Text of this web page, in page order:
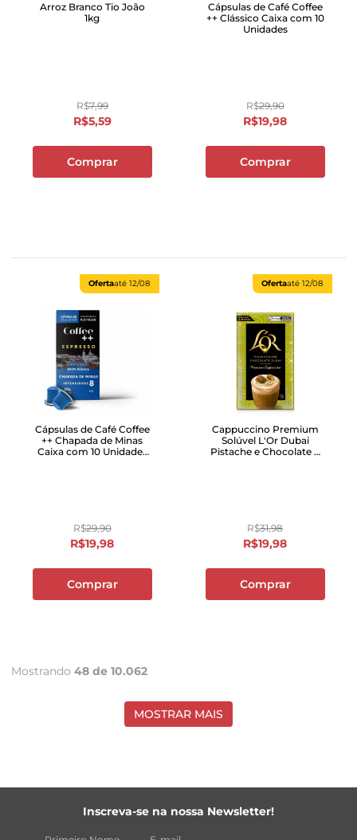
Arroz Branco Tio João
1kg
R$7,99
R$5,59
Comprar
Cápsulas de Café Coffee
++ Clássico Caixa com 10
Unidades
R$29,90
R$19,98
Comprar
Ofertaaté 12/08
Cápsulas de Café Coffee
++ Chapada de Minas
Caixa com 10 Unidades
R$29,90
R$19,98
Comprar
Ofertaaté 12/08
Cappuccino Premium
Solúvel L'Or Dubai
Pistache e Chocolate 8
R$31,98
R$19,98
Comprar
Mostrando 48 de 10.062
MOSTRAR MAIS
Inscreva-se na nossa Newsletter!